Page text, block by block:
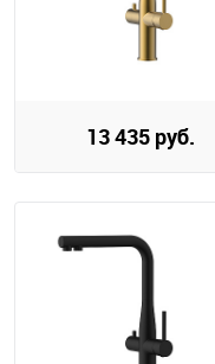
13 435 руб.